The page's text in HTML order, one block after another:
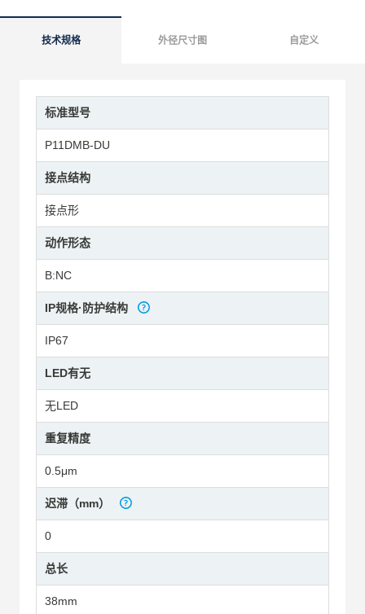
技术规格 外径尺寸图 自定义
标准型号
P11DMB-DU
接点结构
接点形
动作形态
B:NC
IP规格·防护结构
IP67
LED有无
无LED
重复精度
0.5μm
迟滞（mm）
0
总长
38mm